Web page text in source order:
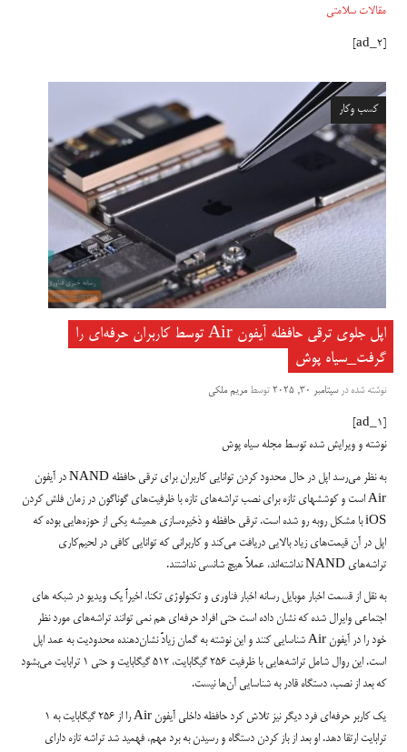
مقالات سلامتی
[ad_2]
کسب وکار
اپل جلوی ترقی حافظه آیفون Air توسط کاربران حرفه‌ای را
گرفت_سیاه پوش
نوشته شده درسپتامبر 30, 2025 توسطمریم ملکی
نوشته و ویرایش شده توسط مجله سیاه پوش
به نظر می‌رسد اپل در حال محدود کردن توانایی کاربران برای ترقی حافظه NAND در آیفون
Air است و کوششهای تازه برای نصب تراشه‌های تازه با ظرفیت‌های گوناگون در زمان فلش کردن
iOS با مشکل روبه رو شده است. ترقی حافظه و ذخیره‌سازی همیشه یکی از حوزه‌هایی بوده که
اپل در آن قیمت‌های زیاد بالایی دریافت می‌کند و کاربرانی که توانایی کافی در لحیم‌کاری
تراشه‌های NAND نداشته‌اند، عملاً هیچ شانسی نداشتند.
به نقل از قسمت اخبار موبایل رسانه اخبار فناوری و تکنولوژی تکنا، اخیراً یک ویدیو در شبکه های
اجتماعی وایرال شده که نشان داده است حتی افراد حرفه‌ای هم نمی توانند تراشه‌های مورد نظر
خود را در آیفون Air شناسایی کنند و این نوشته به گمان زیادً نشان‌دهنده محدودیت به عمد اپل
است. این روال شامل تراشه‌هایی با ظرفیت 256 گیگابایت، 512 گیگابایت و حتی 1 ترابایت می‌بشود
که بعد از نصب، دستگاه قادر به شناسایی آن‌ها نیست.
یک کاربر حرفه‌ای فرد دیگر نیز تلاش کرد حافظه داخلی آیفون Air را از 256 گیگابایت به 1
ترابایت ارتقا دهد. او بعد از باز کردن دستگاه و رسیدن به برد مهم، فهمید شد تراشه تازه دارای